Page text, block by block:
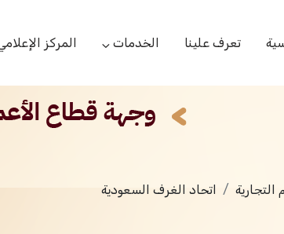
تعرف علينا الخدمات
التعاميم التجارية
بوابة المشتركين
مركز دعم المنشأت الناشئة
المركز
الأخبار
الشعار
التجارية اتحاد الغرف السعودية